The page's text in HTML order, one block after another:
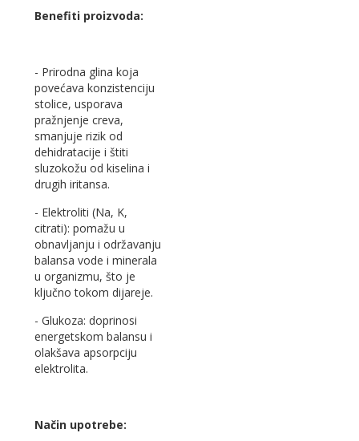
Benefiti proizvoda:
- Prirodna glina koja
povećava konzistenciju
stolice, usporava
pražnjenje creva,
smanjuje rizik od
dehidratacije i štiti
sluzokožu od kiselina i
drugih iritansa.
- Elektroliti (Na, K,
citrati): pomažu u
obnavljanju i održavanju
balansa vode i minerala
u organizmu, što je
ključno tokom dijareje.
- Glukoza: doprinosi
energetskom balansu i
olakšava apsorpciju
elektrolita.
Način upotrebe: